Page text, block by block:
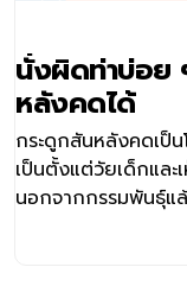
นั่งผิดท่าบ่อย
หลังคดได้
กระดูกสันหลังคดเป็
เป็นตั้งแต่วัยเด็กและ
นอกจากกรรมพันธุ์แ